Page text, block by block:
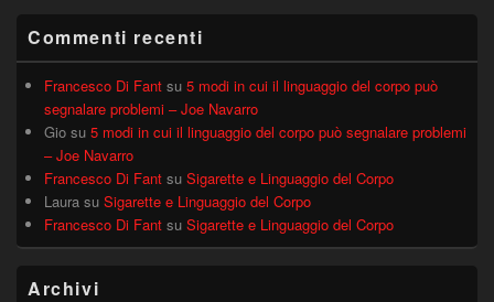
Commenti recenti
Francesco Di Fant su 5 modi in cui il linguaggio del corpo può
segnalare problemi – Joe Navarro
Gio su 5 modi in cui il linguaggio del corpo può segnalare problemi
– Joe Navarro
Francesco Di Fant su Sigarette e Linguaggio del Corpo
Laura su Sigarette e Linguaggio del Corpo
Francesco Di Fant su Sigarette e Linguaggio del Corpo
Archivi